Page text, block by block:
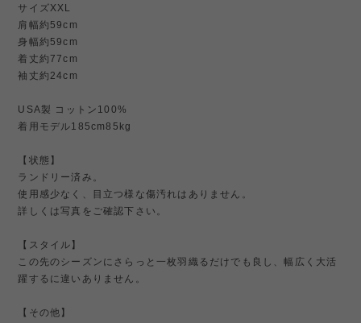
サイズXXL
肩幅約59cm
身幅約59cm
着丈約77cm
袖丈約24cm
USA製 コットン100%
着用モデル185cm85kg
【状態】
ランドリー済み。
使用感少なく、目立つ様な傷汚れはありません。
詳しくは写真をご確認下さい。
【スタイル】
この先のシーズンにさらっと一枚羽織るだけでも良し、幅広く大活
躍するに違いありません。
【その他】